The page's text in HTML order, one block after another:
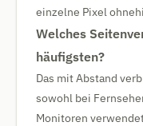
einzelne Pixel
Welches
häufigsten?
Das mit Abstand
sowohl bei
Monitoren